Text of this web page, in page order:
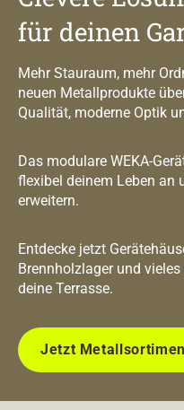
für deinen
Mehr Stauraum, mehr
neuen Metallprodukte
Qualität, moderne Optik
Das modulare WEKA-
flexibel deinem Leben an
erweitern.
Entdecke jetzt
Brennholzlager und
deine Terrasse.
Jetzt